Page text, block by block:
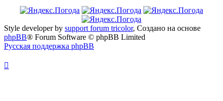
Style developer by support forum tricolor, Создано на основе
phpBB® Forum Software © phpBB Limited
Русская поддержка phpBB